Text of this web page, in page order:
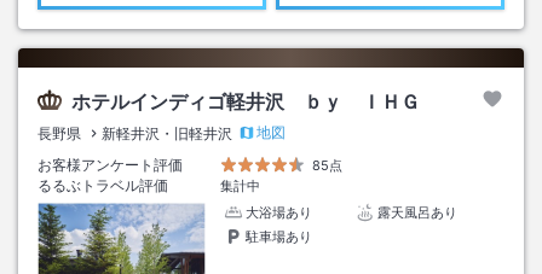
ホテルインディゴ軽井沢 ｂｙ ＩＨＧ
長野県 新軽井沢・旧軽井沢
地図
お客様アンケート評価
85点
るるぶトラベル評価
集計中
大浴場あり
露天風呂あり
駐車場あり